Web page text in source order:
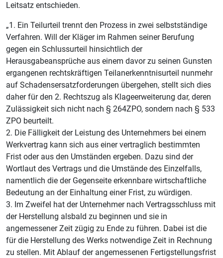
Leitsatz entschieden.
„1. Ein Teilurteil trennt den Prozess in zwei selbstständige
Verfahren. Will der Kläger im Rahmen seiner Berufung
gegen ein Schlussurteil hinsichtlich der
Herausgabeansprüche aus einem davor zu seinen Gunsten
ergangenen rechtskräftigen Teilanerkenntnisurteil nunmehr
auf Schadensersatzforderungen übergehen, stellt sich dies
daher für den 2. Rechtszug als Klageerweiterung dar, deren
Zulässigkeit sich nicht nach § 264ZPO, sondern nach § 533
ZPO beurteilt.
2. Die Fälligkeit der Leistung des Unternehmers bei einem
Werkvertrag kann sich aus einer vertraglich bestimmten
Frist oder aus den Umständen ergeben. Dazu sind der
Wortlaut des Vertrags und die Umstände des Einzelfalls,
namentlich die der Gegenseite erkennbare wirtschaftliche
Bedeutung an der Einhaltung einer Frist, zu würdigen.
3. Im Zweifel hat der Unternehmer nach Vertragsschluss mit
der Herstellung alsbald zu beginnen und sie in
angemessener Zeit zügig zu Ende zu führen. Dabei ist die
für die Herstellung des Werks notwendige Zeit in Rechnung
zu stellen. Mit Ablauf der angemessenen Fertigstellungsfrist